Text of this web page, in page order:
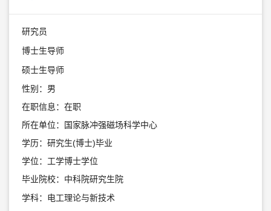
研究员
博士生导师
硕士生导师
性别：男
在职信息：在职
所在单位：国家脉冲强磁场科学中心
学历：研究生(博士)毕业
学位：工学博士学位
毕业院校：中科院研究生院
学科：电工理论与新技术